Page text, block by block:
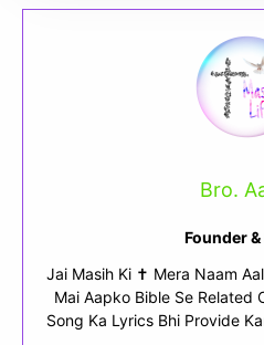
Bro.
Founder
Jai Masih Ki ✝ Mera Naam
Mai Aapko Bible Se Related
Song Ka Lyrics Bhi Provide